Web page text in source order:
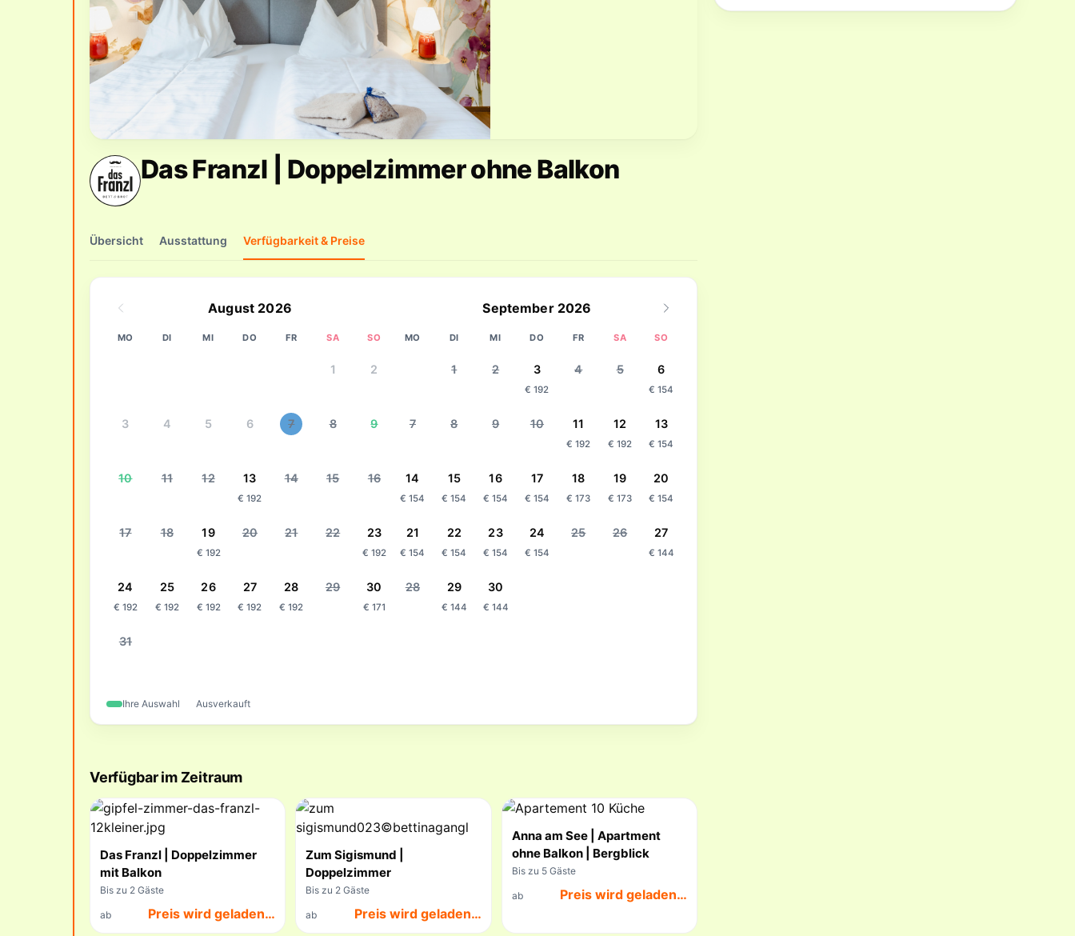
Das Franzl | Doppelzimmer ohne Balkon
Übersicht Ausstattung Verfügbarkeit & Preise
August 2026
MO DI MI DO FR SA SO
1 2
3 4 5 6 7 8 9
10 11 12 13
€ 192
14 15 16
17 18 19
€ 192
20 21 22 23
€ 192
24
€ 192
25
€ 192
26
€ 192
27
€ 192
28
€ 192
29 30
€ 171
31
September 2026
MO DI MI DO FR SA SO
1 2 3
€ 192
4 5 6
€ 154
7 8 9 10 11
€ 192
12
€ 192
13
€ 154
14
€ 154
15
€ 154
16
€ 154
17
€ 154
18
€ 173
19
€ 173
20
€ 154
21
€ 154
22
€ 154
23
€ 154
24
€ 154
25 26 27
€ 144
28 29
€ 144
30
€ 144
Ihre Auswahl Ausverkauft
Verfügbar im Zeitraum
Das Franzl | Doppelzimmer
mit Balkon
Bis zu 2 Gäste
ab Preis wird geladen…
Zum Sigismund |
Doppelzimmer
Bis zu 2 Gäste
ab Preis wird geladen…
Anna am See | Apartment
ohne Balkon | Bergblick
Bis zu 5 Gäste
ab Preis wird geladen…